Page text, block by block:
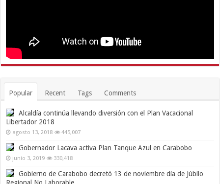
Popular Recent Tags Comments
Alcaldía continúa llevando diversión con el Plan Vacacional
Libertador 2018
agosto 13, 2018 445,007
Gobernador Lacava activa Plan Tanque Azul en Carabobo
junio 3, 2019 330,418
Gobierno de Carabobo decretó 13 de noviembre día de Júbilo